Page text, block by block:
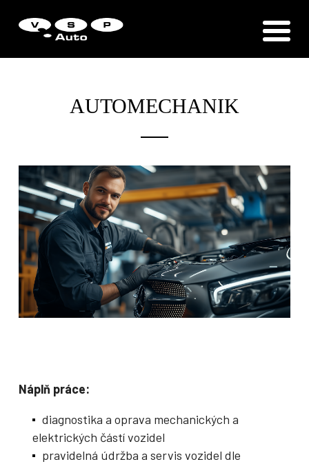
AUTOMECHANIK
Náplň práce:
diagnostika a oprava mechanických a
elektrických částí vozidel
pravidelná údržba a servis vozidel dle
Zákaznická podpora
Vítejte u VSP Auto s.r.o.